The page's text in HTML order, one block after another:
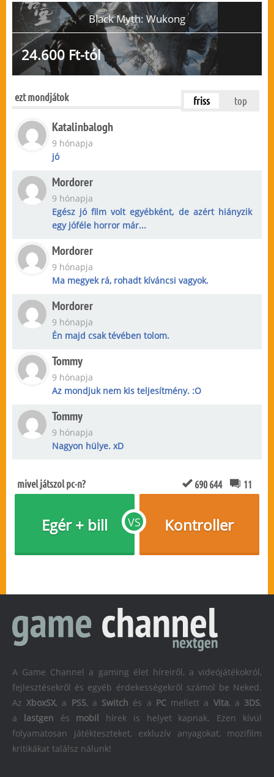
Black Myth: Wukong
24.600 Ft-tól
ezt mondjátok friss top
Katalinbalogh
9 hónapja
jó
Mordorer
9 hónapja
Egész jó film volt egyébként, de azért hiányzik
egy jóféle horror már...
Mordorer
9 hónapja
Ma megyek rá, rohadt kíváncsi vagyok.
Mordorer
9 hónapja
Én majd csak tévében tolom.
Tommy
9 hónapja
Az mondjuk nem kis teljesítmény. :O
Tommy
9 hónapja
Nagyon hülye. xD
mivel játszol pc-n? 690 644 11
VS
Egér + bill Kontroller
A Game Channel a gaming élet híreiről, a videójátékokról,
fejlesztésekről és egyéb érdekességekről számol be Neked.
AzXboxSX, a PS5, a Switch és a PCmellett a Vita, a 3DS,
a
lastgen és mobil
hírek is helyet kapnak. Ezen kívül
folyamatosan játékteszteket, exkluzív anyagokat, mozifilm
kritikákat találsz nálunk!